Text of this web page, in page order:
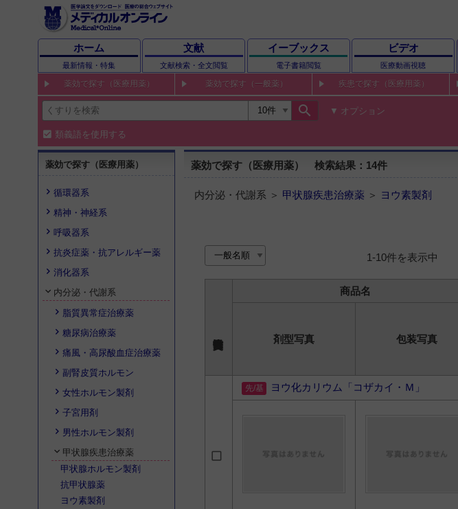
ホーム
最新情報・特集
文献
文献検索・全文閲覧
イーブックス
電子書籍閲覧
ビデオ
医療動画視聴
薬効で探す（医療用薬） 薬効で探す（一般薬） 疾患で探す（医療用薬）
search オプション
類義語を使用する
薬効で探す（医療用薬）
循環器系
精神・神経系
呼吸器系
抗炎症薬・抗アレルギー薬
消化器系
内分泌・代謝系
脂質異常症治療薬
糖尿病治療薬
痛風・高尿酸血症治療薬
副腎皮質ホルモン
女性ホルモン製剤
子宮用剤
男性ホルモン製剤
甲状腺疾患治療薬
甲状腺ホルモン製剤
抗甲状腺薬
ヨウ素製剤
薬効で探す（医療用薬） 検索結果：14件
内分泌・代謝系 ＞ 甲状腺疾患治療薬 ＞ ヨウ素製剤
1-10件を表示中
商品名
剤型写真 包装写真
ヨウ化カリウム「コザカイ・Ｍ」